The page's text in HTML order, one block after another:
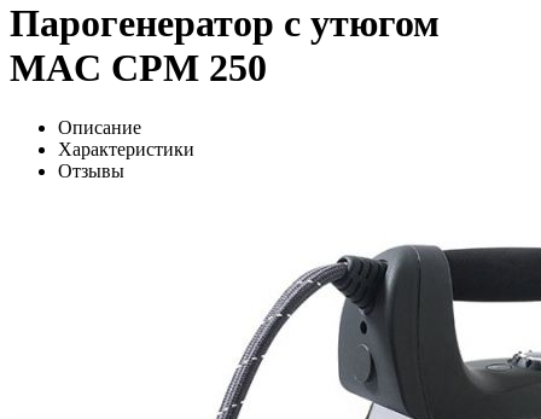
Парогенератор с утюгом
MAC CPM 250
Описание
Характеристики
Отзывы